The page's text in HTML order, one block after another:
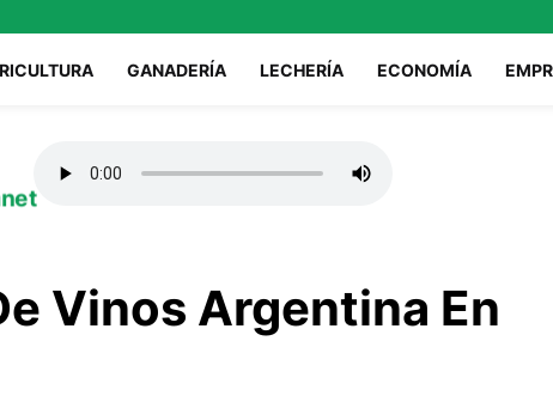
GANADERÍA LECHERÍA ECONOMÍA
Vinos Argentina En